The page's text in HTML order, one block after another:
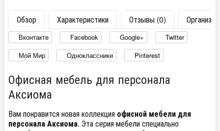
Обзор Характеристики Отзывы (0)
Вконтакте Facebook Google+
Twitter
Мой Мир
Одноклассники Pinterest
Офисная мебель для персонала
Аксиома
Вам понравится новая коллекция офисной мебели для
персонала Аксиома. Эта серия мебели специально